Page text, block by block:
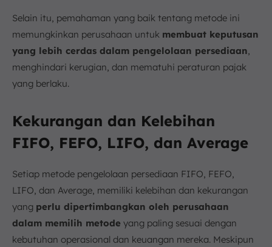
Selain itu, pemahaman yang baik tentang metode ini
memungkinkan perusahaan untuk membuat keputusan
yang lebih cerdas dalam pengelolaan persediaan,
menghindari kerugian, dan mematuhi peraturan pajak
yang berlaku.
Kekurangan dan Kelebihan
FIFO, FEFO, LIFO, dan Average
Setiap metode pengelolaan persediaan FIFO, FEFO,
LIFO, dan Average, memiliki kelebihan dan kekurangan
yang perlu dipertimbangkan oleh perusahaan
dalam memilih metode yang paling sesuai dengan
kebutuhan operasional dan keuangan mereka. Meskipun